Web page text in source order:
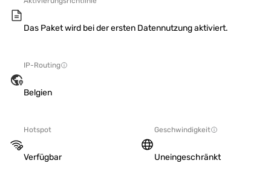
Das Paket wird bei der ersten Datennutzung aktiviert.
IP-Routing
Belgien
Hotspot
Verfügbar
Geschwindigkeit
Uneingeschränkt